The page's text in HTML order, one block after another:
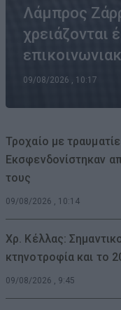
Λάμπρος
χρειάζονται
09/08/2026 , 10:17
Τροχαίο με
Εκσφενδονίστηκαν
τους
09/08/2026 , 10:14
Χρ. Κέλλας:
κτηνοτροφία και το
09/08/2026 , 9:45